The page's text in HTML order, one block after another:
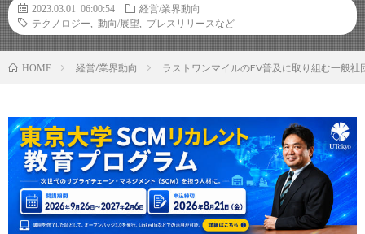
2023.03.01 06:00:54
経営/業界動向
テクノロジー
動向/展望 プレスリリースなど
HOME 経営/業界動向 ラストワンマイルのEV普及に取り組む一般